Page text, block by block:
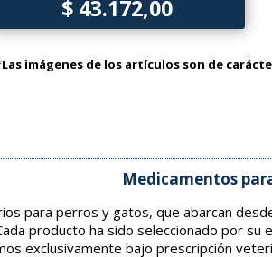
$ 43.172,00
imágenes de los artículos son de
Medicamentos
para perros y gatos, que abarcan
producto ha sido seleccionado por
exclusivamente bajo prescripción